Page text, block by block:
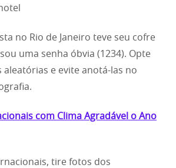
no Rio de Janeiro teve seu cofre
uma senha óbvia (1234). Opte
aleatórias e evite anotá-las no
com Clima Agradável o Ano
tire fotos dos